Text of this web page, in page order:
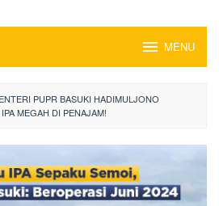
MENU
PUPR BASUKI HADIMULJONO
MEGAH DI PENAJAM!